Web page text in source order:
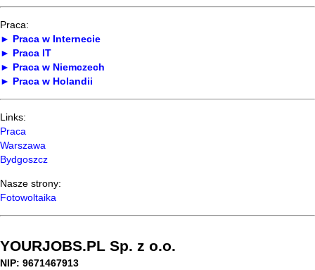
Praca:
► Praca w Internecie
► Praca IT
► Praca w Niemczech
► Praca w Holandii
Links:
Praca
Warszawa
Bydgoszcz
Nasze strony:
Fotowoltaika
YOURJOBS.PL Sp. z o.o.
NIP: 9671467913